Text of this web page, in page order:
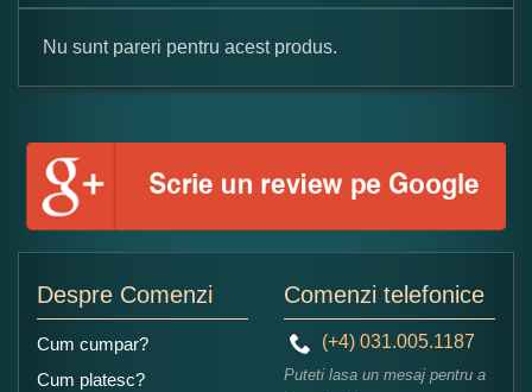
Formular pareri client
Numele dumneavoastra:
Nu sunt pareri pentru acest produs.
Despre Comenzi
Cum cumpar?
Cum platesc?
Comenzi telefonice
(+4) 031.005.1187
Puteti lasa un mesaj pentru a